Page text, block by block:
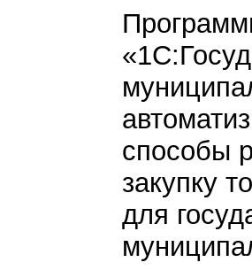
способы
закупку
для